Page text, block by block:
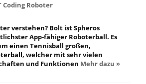
Coding Roboter
verstehen? Bolt ist Spheros
App-fähiger Roboterball. Es
einen Tennisball großen,
welcher mit sehr vielen
und Funktionen Mehr dazu »